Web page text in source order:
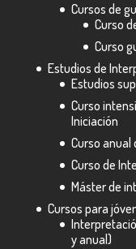
Cursos de
Curso
Curso
Estudios de
Estudios
Curso
Iniciación
Curso
Curso de
Máster de
Cursos para
y anual)